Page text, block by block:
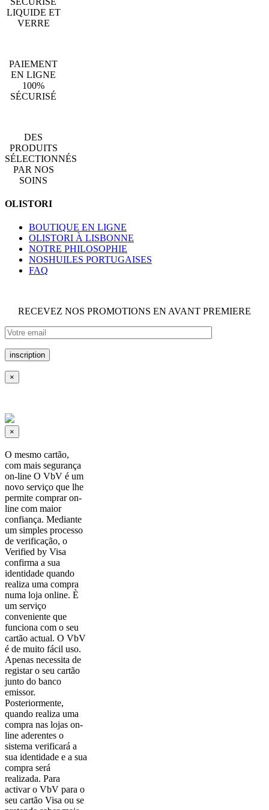
LIQUIDE ET
VERRE
PAIEMENT
EN LIGNE
100%
SÉCURISÉ
DES
PRODUITS
SÉLECTIONNÉS
PAR NOS
SOINS
OLISTORI
BOUTIQUE EN LIGNE
OLISTORI À LISBONNE
NOTRE PHILOSOPHIE
NOSHUILES PORTUGAISES
FAQ
RECEVEZ NOS PROMOTIONS EN AVANT PREMIERE
×
×
O mesmo cartão,
com mais segurança
on-line O VbV é um
novo serviço que lhe
permite comprar on-
line com maior
confiança. Mediante
um simples processo
de verificação, o
Verified by Visa
confirma a sua
identidade quando
realiza uma compra
numa loja online. È
um serviço
conveniente que
funciona com o seu
cartão actual. O VbV
é de muito fácil uso.
Apenas necessita de
registar o seu cartão
junto do banco
emissor.
Posteriormente,
quando realiza uma
compra nas lojas on-
line aderentes o
sistema verificará a
sua identidade e a sua
compra será
realizada. Para
activar o VbV para o
seu cartão Visa ou se